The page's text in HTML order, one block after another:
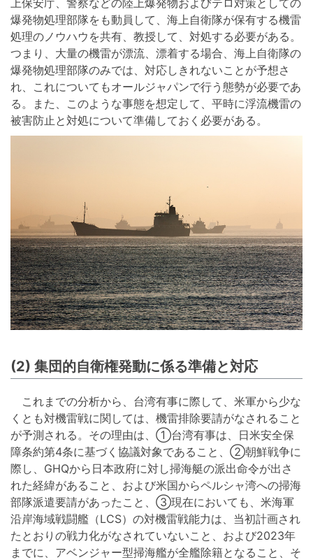
爆発物処理部隊をも動員して、海上自衛隊が保有する機雷
処理のノウハウを共有、教授して、対処する必要がある。
つまり、大量の機雷が漂流、漂着する場合、海上自衛隊の
爆発物処理部隊のみでは、対応しきれないことが予想さ
れ、これについてもオールジャパンで行う態勢が必要であ
る。また、このような事態を想定して、平時に浮流機雷の
被害防止と対処について準備しておく必要がある。
(2) 集団的自衛権発動に係る準備と対応
これまでの分析から、台湾有事に際して、米軍から少な
くとも対機雷戦に関しては、機雷排除要請がなされること
が予測される。その理由は、①台湾有事は、日米安全保
障条約第4条に基づく協議対象であること、②朝鮮戦争に
際し、GHQから日本政府に対し掃海艇の派出命令が出さ
れた経緯があること、および米国からペルシャ湾への掃海
部隊派遣要請があったこと、③現在においても、米海軍
沿岸海域戦闘艦（LCS）の対機雷戦能力は、当初計画され
たとおりの戦力化がなされていないこと、および2023年
までに、アベンジャー型掃海艦が全艦除籍となること、そ